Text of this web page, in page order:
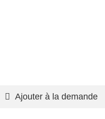
Ajouter à la demande